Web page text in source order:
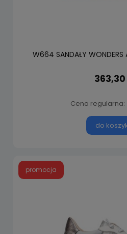
W664 SANDAŁY WONDERS
363,30
Cena regularna:
do
promocja